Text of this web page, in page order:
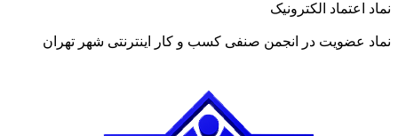
نماد اعتماد الکترونیک
نماد عضویت در انجمن صنفی کسب و کار اینترنتی شهر تهران